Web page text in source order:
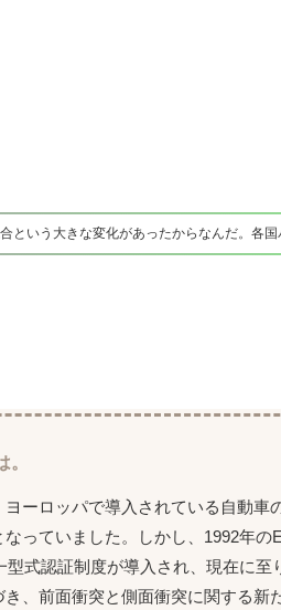
という大きな変化があったからなんだ。各
ヨーロッパで導入されている自動
っていました。しかし、1992年
型式認証制度が導入され、現在に
、前面衝突と側面衝突に関する新